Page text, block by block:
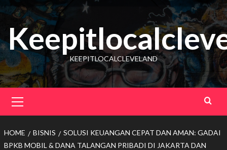
Skip
content
KEEPITLOCALCLEVELAND
Menu
HOME BISNIS
SOLUSI KEUANGAN CEPAT DAN AMAN: GADAI
BPKB MOBIL & DANA TALANGAN PRIBADI DI JAKARTA DAN